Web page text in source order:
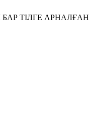
БАР ТІЛГЕ